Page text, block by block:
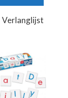
Verlanglijst